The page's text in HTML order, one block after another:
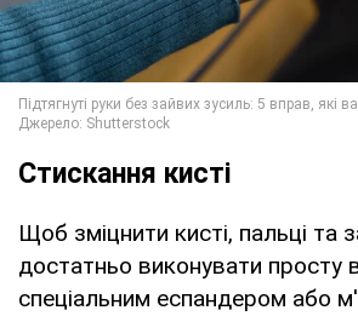
Стискання кисті
Щоб зміцнити кисті, пальці та
достатньо виконувати просту
спеціальним еспандером або